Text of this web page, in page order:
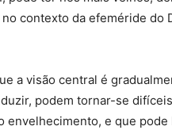
contexto da efeméride do
a visão central é
podem tornar-se
envelhecimento, e que